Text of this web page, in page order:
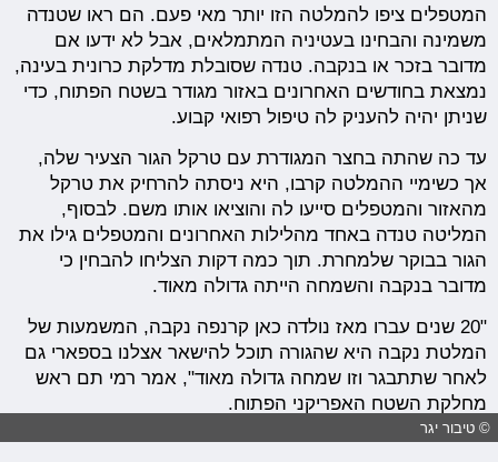
המטפלים ציפו להמלטה הזו יותר מאי פעם. הם ראו שטנדה
משמינה והבחינו בעטיניה המתמלאים, אבל לא ידעו אם
מדובר בזכר או בנקבה. טנדה שסובלת מדלקת כרונית בעינה,
נמצאת בחודשים האחרונים באזור מגודר בשטח הפתוח, כדי
שניתן יהיה להעניק לה טיפול רפואי קבוע.
עד כה שהתה בחצר המגודרת עם טרקל הגור הצעיר שלה,
אך כשימיי ההמלטה קרבו, היא ניסתה להרחיק את טרקל
מהאזור והמטפלים סייעו לה והוציאו אותו משם. לבסוף,
המליטה טנדה באחד מהלילות האחרונים והמטפלים גילו את
הגור בבוקר שלמחרת. תוך כמה דקות הצליחו להבחין כי
מדובר בנקבה והשמחה הייתה גדולה מאוד.
"20 שנים עברו מאז נולדה כאן קרנפה נקבה, המשמעות של
המלטת נקבה היא שהגורה תוכל להישאר אצלנו בספארי גם
לאחר שתתבגר וזו שמחה גדולה מאוד", אמר רמי תם ראש
מחלקת השטח האפריקני הפתוח.
© טיבור יגר